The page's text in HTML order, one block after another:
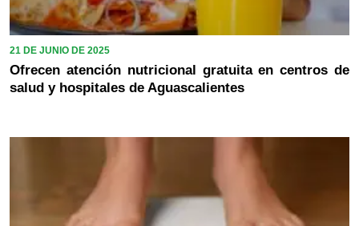
21 DE JUNIO DE 2025
Ofrecen atención nutricional gratuita en centros de
salud y hospitales de Aguascalientes